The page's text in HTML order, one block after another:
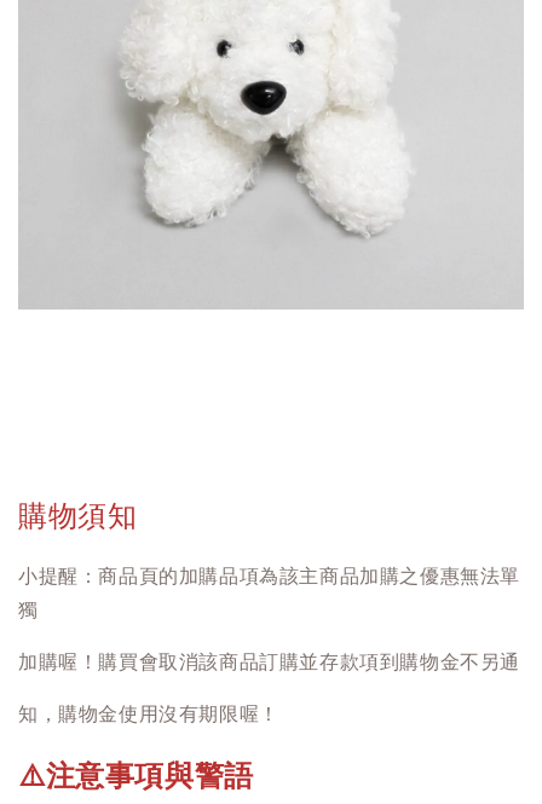
購物須知
小提醒：商品頁的加購品項為該主商品加購之優惠無法單
獨
加購喔！購買會取消該商品訂購並存款項到購物金不另通
知，購物金使用沒有期限喔！
⚠️注意事項與警語